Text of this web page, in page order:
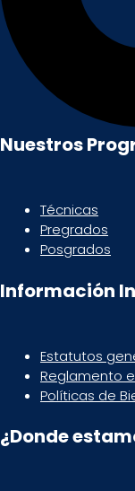
Nuestros
Técnicas
Pregrados
Posgrados
Información
Estatutos
Reglamento
Políticas de
¿Donde